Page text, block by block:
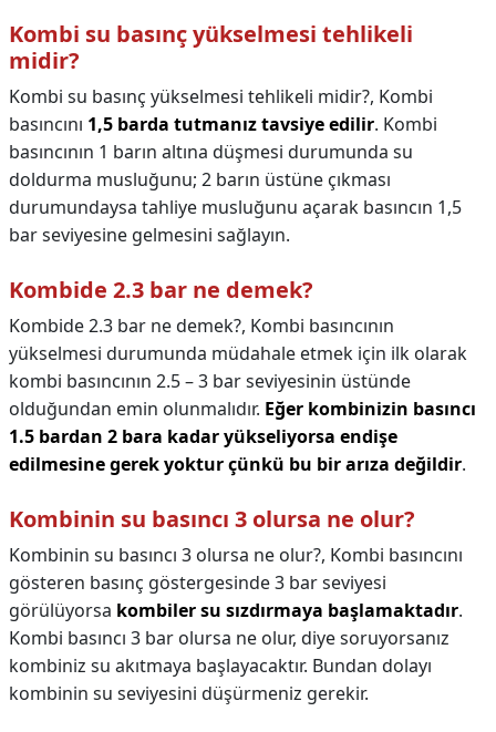
Kombi su basınç yükselmesi tehlikeli
midir?
Kombi su basınç yükselmesi tehlikeli midir?, Kombi
basıncını 1,5 barda tutmanız tavsiye edilir. Kombi
basıncının 1 barın altına düşmesi durumunda su
doldurma musluğunu; 2 barın üstüne çıkması
durumundaysa tahliye musluğunu açarak basıncın 1,5
bar seviyesine gelmesini sağlayın.
Kombide 2.3 bar ne demek?
Kombide 2.3 bar ne demek?, Kombi basıncının
yükselmesi durumunda müdahale etmek için ilk olarak
kombi basıncının 2.5 – 3 bar seviyesinin üstünde
olduğundan emin olunmalıdır. Eğer kombinizin basıncı
1.5 bardan 2 bara kadar yükseliyorsa endişe
edilmesine gerek yoktur çünkü bu bir arıza değildir.
Kombinin su basıncı 3 olursa ne olur?
Kombinin su basıncı 3 olursa ne olur?, Kombi basıncını
gösteren basınç göstergesinde 3 bar seviyesi
görülüyorsa kombiler su sızdırmaya başlamaktadır.
Kombi basıncı 3 bar olursa ne olur, diye soruyorsanız
kombiniz su akıtmaya başlayacaktır. Bundan dolayı
kombinin su seviyesini düşürmeniz gerekir.